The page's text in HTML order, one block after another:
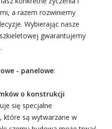
a razem rozwiniemy
Wybierając nasze
gwarantujemy
- panelowe:
o konstrukcji
się specjalne
które są wytwarzane w